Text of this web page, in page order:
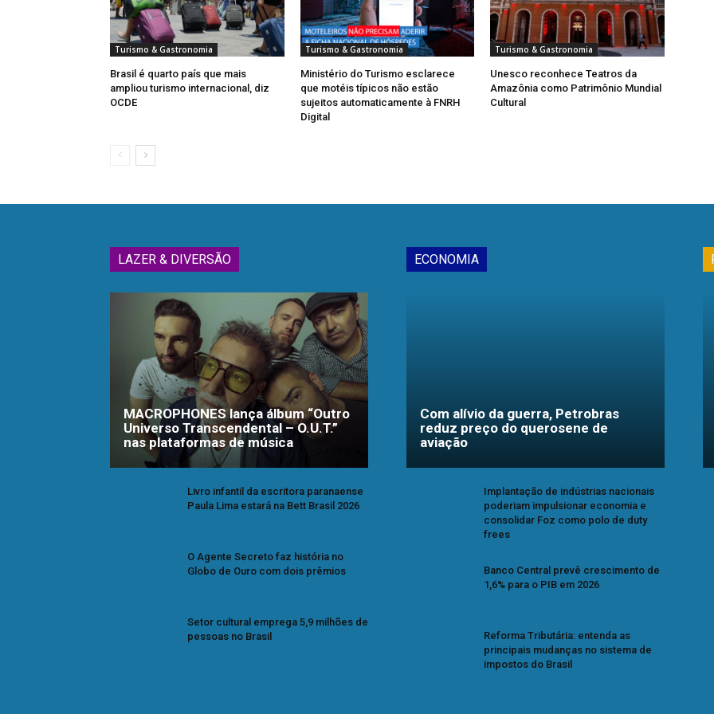
Turismo & Gastronomia
Brasil é quarto país que mais
ampliou turismo internacional, diz
OCDE
Turismo & Gastronomia
Ministério do Turismo esclarece
que motéis típicos não estão
sujeitos automaticamente à FNRH
Digital
Turismo & Gastronomia
Unesco reconhece Teatros da
Amazônia como Patrimônio Mundial
Cultural
LAZER & DIVERSÃO
MACROPHONES lança álbum “Outro
Universo Transcendental – O.U.T.”
nas plataformas de música
Livro infantil da escritora paranaense
Paula Lima estará na Bett Brasil 2026
O Agente Secreto faz história no
Globo de Ouro com dois prêmios
Setor cultural emprega 5,9 milhões de
pessoas no Brasil
ECONOMIA
Com alívio da guerra, Petrobras
reduz preço do querosene de
aviação
Implantação de indústrias nacionais
poderiam impulsionar economia e
consolidar Foz como polo de duty
frees
Banco Central prevê crescimento de
1,6% para o PIB em 2026
Reforma Tributária: entenda as
principais mudanças no sistema de
impostos do Brasil